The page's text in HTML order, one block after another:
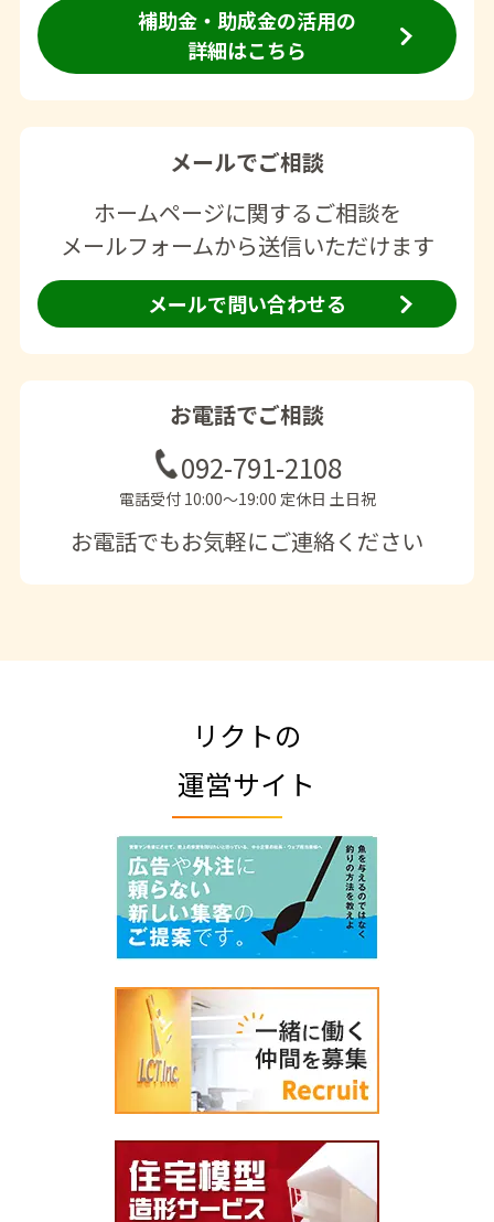
補助金・助成金の活用の
詳細はこちら
メールでご相談
ホームページに関するご相談を
メールフォームから送信いただけます
メールで問い合わせる
お電話でご相談
092-791-2108
電話受付 10:00〜19:00 定休日 土日祝
お電話でもお気軽にご連絡ください
リクトの
運営サイト